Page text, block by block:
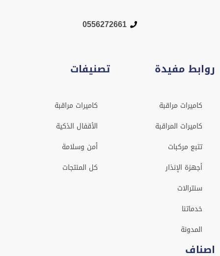
0556272661
روابط مفيدة
كاميرات مراقبة
كاميرات المراقبة
تتبع مركبات
أجهزة الإنذار
سنترالات
خدماتنا
المدونة
تصنيفات
كاميرات مراقبة
الأقفال الذكية
أمن وسلامة
كل المنتجات
اصناف